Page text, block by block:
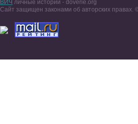
ВИЧ личные истории - doverie.org
Сайт защищен законами об авторских правах.